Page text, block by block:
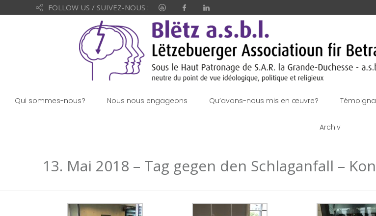
FOLLOW US / SUIVEZ-NOUS :
Qui sommes-nous? Nous nous engageons Qu’avons-nous mis en œuvre?
Archiv
13. Mai 2018 – Tag gegen den Schlaganfall –